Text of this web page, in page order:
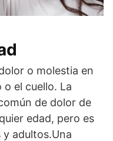
o molestia en
o el cuello. La
de dolor de
edad, pero es
adultos.Una